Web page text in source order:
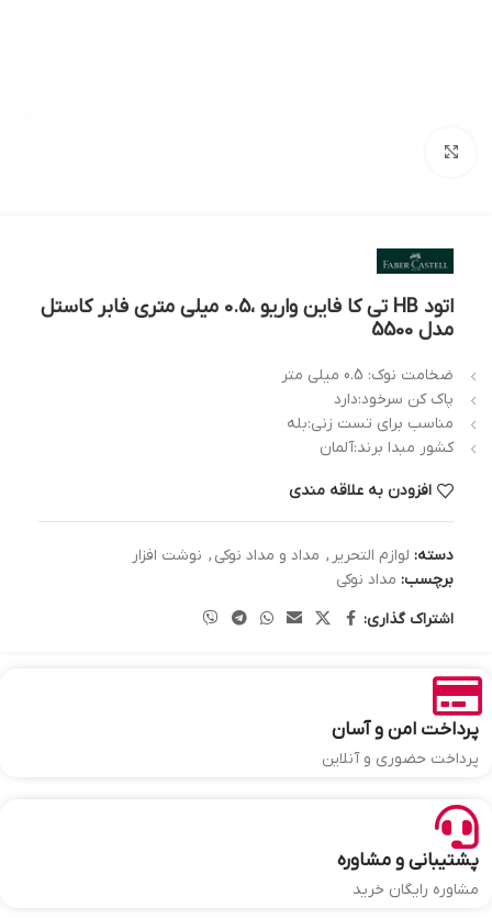
اتود HB تی کا فاین واریو ،0.5 میلی متری فابر کاستل
مدل 5500
ضخامت نوک: 0.5 میلی متر
پاک کن سرخود:دارد
مناسب برای تست زنی:بله
کشور مبدا برند:آلمان
افزودن به علاقه مندی
دسته: لوازم التحریر , مداد و مداد نوکی , نوشت افزار
برچسب: مداد نوکی
اشتراک گذاری:
پرداخت امن و آسان
پرداخت حضوری و آنلاین
پشتیبانی و مشاوره
مشاوره رایگان خرید